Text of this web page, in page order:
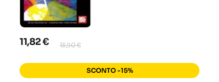
11,82 € 13,90 €
SCONTO -15%